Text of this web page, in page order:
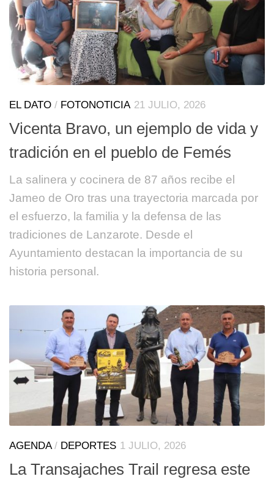
EL DATO / FOTONOTICIA 21 JULIO, 2026
Vicenta Bravo, un ejemplo de vida y
tradición en el pueblo de Femés
La salinera y cocinera de 87 años recibe el
Jameo de Oro tras una trayectoria marcada por
el esfuerzo, la familia y la defensa de las
tradiciones de Lanzarote. Desde el
Ayuntamiento destacan la importancia de su
historia personal.
AGENDA/ DEPORTES 1 JULIO, 2026
La Transajaches Trail regresa este